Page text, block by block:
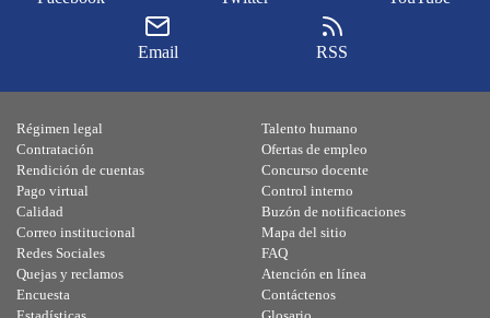
Email RSS
Régimen legal
Contratación
Rendición de cuentas
Pago virtual
Calidad
Talento humano
Ofertas de empleo
Concurso docente
Control interno
Buzón de notificaciones
Correo institucional
Redes Sociales
Quejas y reclamos
Encuesta
Mapa del sitio
FAQ
Atención en línea
Contáctenos